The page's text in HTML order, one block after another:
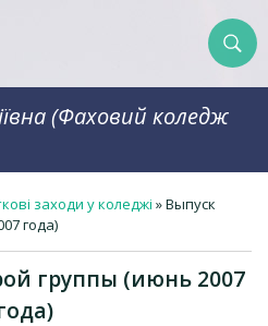
(Фаховий коледж
заходи у коледжі » Выпуск
года)
группы (июнь 2007